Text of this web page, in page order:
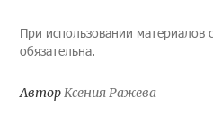
При использовании материалов
обязательна.
АвторКсения Ражева